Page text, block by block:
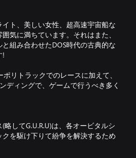
ト、美しい女性、超高速宇宙船な
気に満ちています。それはまた、
組み合わせたDOS時代の古典的な
!
リトラックでのレースに加えて、
ディングで、ゲームで行うべき多く
してG.U.R.U)は、各オービタルシ
を駆け下りて紛争を解決するため